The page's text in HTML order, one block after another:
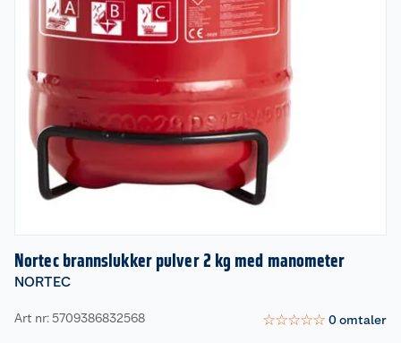
Nortec brannslukker pulver 2 kg med manometer
NORTEC
Art nr: 5709386832568 ☆☆☆☆☆ 0omtaler